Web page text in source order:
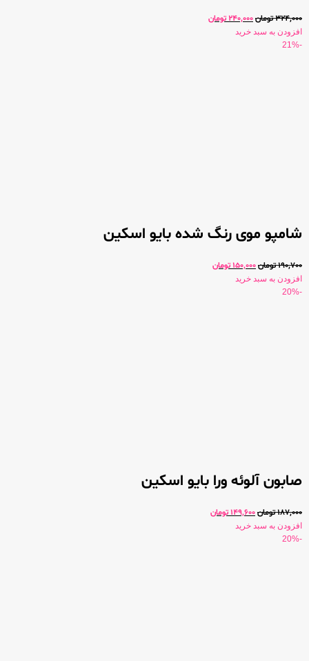
324,000تومان240,000 تومان
افزودن به سبد خرید
-21%
شامپو موی رنگ شده بایو اسکین
190,700تومان150,000 تومان
افزودن به سبد خرید
-20%
صابون آلوئه ورا بایو اسکین
187,000تومان149,600 تومان
افزودن به سبد خرید
-20%